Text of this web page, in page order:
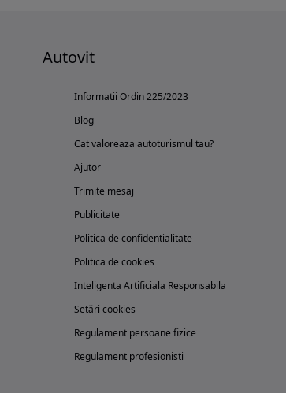
Autovit
Informatii Ordin 225/2023
Blog
Cat valoreaza autoturismul tau?
Ajutor
Trimite mesaj
Publicitate
Politica de confidentialitate
Politica de cookies
Inteligenta Artificiala Responsabila
Setări cookies
Regulament persoane fizice
Regulament profesionisti